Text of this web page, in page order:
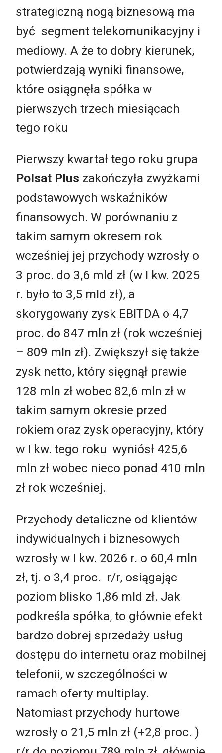
strategiczną nogą biznesową ma
być segment telekomunikacyjny i
mediowy. A że to dobry kierunek,
potwierdzają wyniki finansowe,
które osiągnęła spółka w
pierwszych trzech miesiącach
tego roku
Pierwszy kwartał tego roku grupa
Polsat Plus zakończyła zwyżkami
podstawowych wskaźników
finansowych. W porównaniu z
takim samym okresem rok
wcześniej jej przychody wzrosły o
3 proc. do 3,6 mld zł (w I kw. 2025
r. było to 3,5 mld zł), a
skorygowany zysk EBITDA o 4,7
proc. do 847 mln zł (rok wcześniej
– 809 mln zł). Zwiększył się także
zysk netto, który sięgnął prawie
128 mln zł wobec 82,6 mln zł w
takim samym okresie przed
rokiem oraz zysk operacyjny, który
w I kw. tego roku wyniósł 425,6
mln zł wobec nieco ponad 410 mln
zł rok wcześniej.
Przychody detaliczne od klientów
indywidualnych i biznesowych
wzrosły w I kw. 2026 r. o 60,4 mln
zł, tj. o 3,4 proc. r/r, osiągając
poziom blisko 1,86 mld zł. Jak
podkreśla spółka, to głównie efekt
bardzo dobrej sprzedaży usług
dostępu do internetu oraz mobilnej
telefonii, w szczególności w
ramach oferty multiplay.
Natomiast przychody hurtowe
wzrosły o 21,5 mln zł (+2,8 proc. )